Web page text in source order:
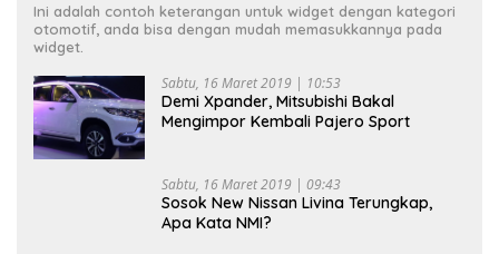
Ini adalah contoh keterangan untuk widget dengan kategori
otomotif, anda bisa dengan mudah memasukkannya pada
widget.
Sabtu, 16 Maret 2019 | 10:53
Demi Xpander, Mitsubishi Bakal
Mengimpor Kembali Pajero Sport
Sabtu, 16 Maret 2019 | 09:43
Sosok New Nissan Livina Terungkap,
Apa Kata NMI?